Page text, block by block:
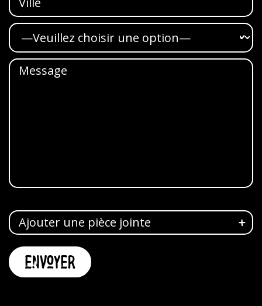
Ajouter une pièce jointe